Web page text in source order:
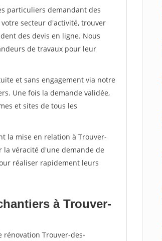
particuliers demandant des
secteur d'activité, trouver
des devis en ligne. Nous
de travaux pour leur
et sans engagement via notre
Une fois la demande validée,
et sites de tous les
la mise en relation à Trouver-
véracité d'une demande de
réaliser rapidement leurs
à Trouver-
Trouver-des-